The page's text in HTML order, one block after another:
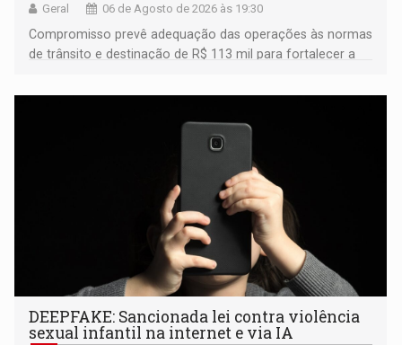
Geral 06 de Agosto de 2026 às 19:30
Compromisso prevê adequação das operações às normas
de trânsito e destinação de R$ 113 mil para fortalecer a
DEEPFAKE: Sancionada lei contra violência
sexual infantil na internet e via IA